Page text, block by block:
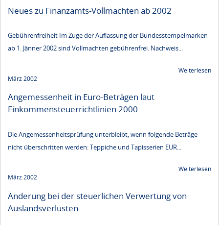
Neues zu Finanzamts-Vollmachten ab 2002
Gebührenfreiheit Im Zuge der Auflassung der Bundesstempelmarken
ab 1. Jänner 2002 sind Vollmachten gebührenfrei. Nachweis...
Weiterlesen
März 2002
Angemessenheit in Euro-Beträgen laut
Einkommensteuerrichtlinien 2000
Die Angemessenheitsprüfung unterbleibt, wenn folgende Beträge
nicht überschritten werden: Teppiche und Tapisserien EUR...
Weiterlesen
März 2002
Änderung bei der steuerlichen Verwertung von
Auslandsverlusten